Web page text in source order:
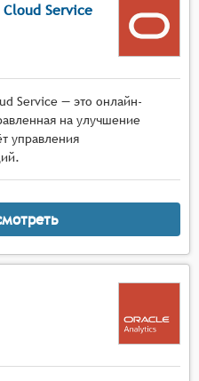
Service
Service — это онлайн-
на улучшение
управления